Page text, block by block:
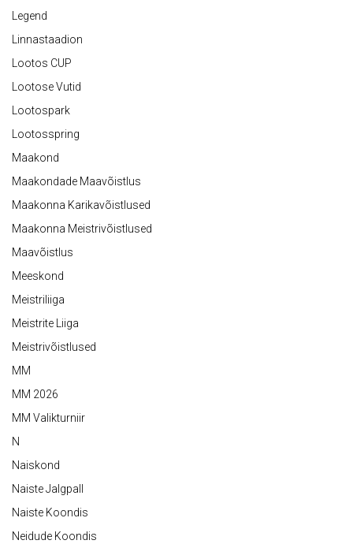
Legend
Linnastaadion
Lootos CUP
Lootose Vutid
Lootospark
Lootosspring
Maakond
Maakondade Maavõistlus
Maakonna Karikavõistlused
Maakonna Meistrivõistlused
Maavõistlus
Meeskond
Meistriliiga
Meistrite Liiga
Meistrivõistlused
MM
MM 2026
MM Valikturniir
N
Naiskond
Naiste Jalgpall
Naiste Koondis
Neidude Koondis